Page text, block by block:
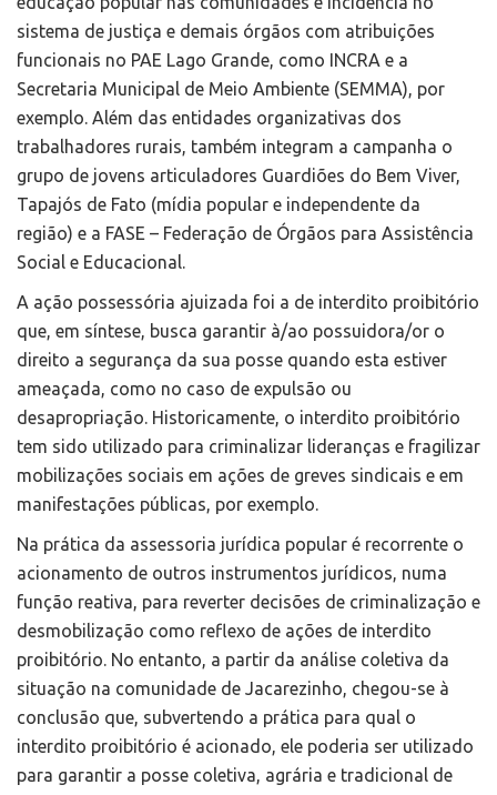
sistema de justiça e demais órgãos com atribuições
funcionais no PAE Lago Grande, como INCRA e a
Secretaria Municipal de Meio Ambiente (SEMMA), por
exemplo. Além das entidades organizativas dos
trabalhadores rurais, também integram a campanha o
grupo de jovens articuladores Guardiões do Bem Viver,
Tapajós de Fato (mídia popular e independente da
região) e a FASE – Federação de Órgãos para Assistência
Social e Educacional.
A ação possessória ajuizada foi a de interdito proibitório
que, em síntese, busca garantir à/ao possuidora/or o
direito a segurança da sua posse quando esta estiver
ameaçada, como no caso de expulsão ou
desapropriação. Historicamente, o interdito proibitório
tem sido utilizado para criminalizar lideranças e fragilizar
mobilizações sociais em ações de greves sindicais e em
manifestações públicas, por exemplo.
Na prática da assessoria jurídica popular é recorrente o
acionamento de outros instrumentos jurídicos, numa
função reativa, para reverter decisões de criminalização e
desmobilização como reflexo de ações de interdito
proibitório. No entanto, a partir da análise coletiva da
situação na comunidade de Jacarezinho, chegou-se à
conclusão que, subvertendo a prática para qual o
interdito proibitório é acionado, ele poderia ser utilizado
para garantir a posse coletiva, agrária e tradicional de